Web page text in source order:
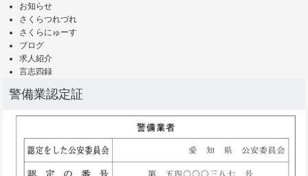
お知らせ
さくらつれづれ
さくらにゅーす
ブログ
求人紹介
言志四録
警備業認定証